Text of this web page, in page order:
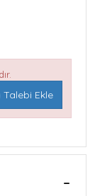
Talebi Ekle